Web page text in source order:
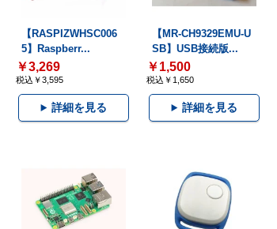
【RASPIZWHSC006
5】Raspberr...
￥3,269
税込￥3,595
詳細を見る
【MR-CH9329EMU-U
SB】USB接続版...
￥1,500
税込￥1,650
詳細を見る